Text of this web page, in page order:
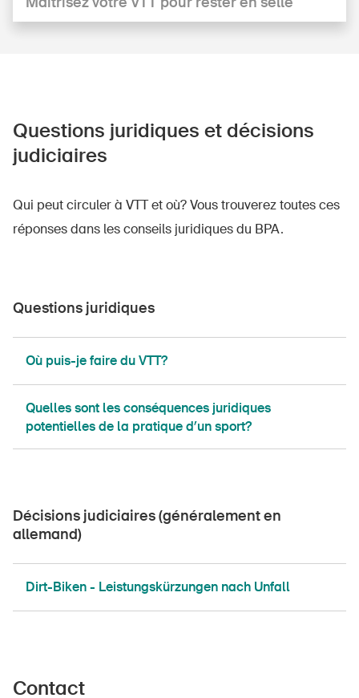
Questions juridiques et décisions
judiciaires
Qui peut circuler à VTT et où? Vous trouverez toutes ces
réponses dans les conseils juridiques du BPA.
Questions juridiques
​​​​​​​​​Où puis-je faire du VTT?
Quelles sont les conséquences juridiques
potentielles de la pratique d’un sport?
Décisions judiciaires (généralement en
allemand)
Dirt-Biken - Leistungskürzungen nach Unfall
Contact